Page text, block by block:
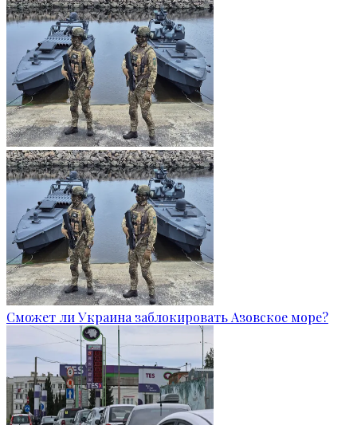
Сможет ли Украина заблокировать Азовское море?